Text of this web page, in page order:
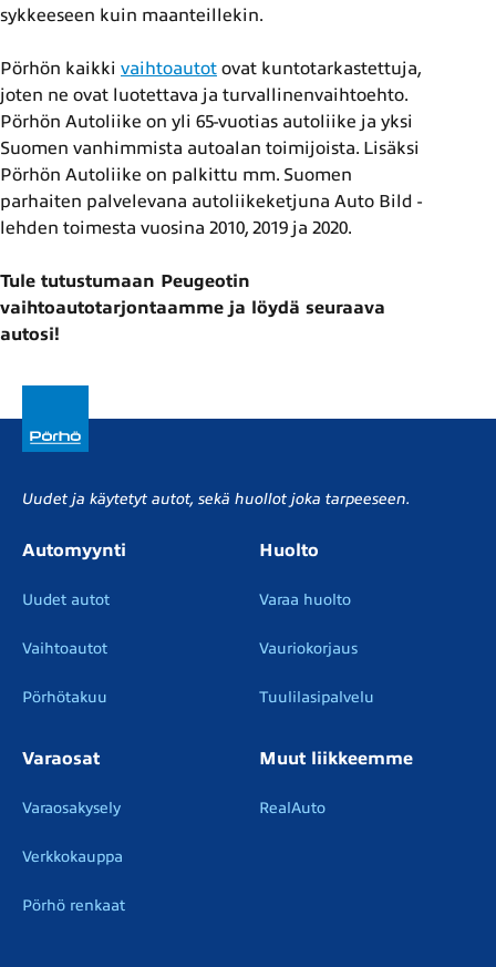
sykkeeseen kuin maanteillekin.
Pörhön kaikki vaihtoautot ovat kuntotarkastettuja,
joten ne ovat luotettava ja turvallinenvaihtoehto.
Pörhön Autoliike on yli 65-vuotias autoliike ja yksi
Suomen vanhimmista autoalan toimijoista. Lisäksi
Pörhön Autoliike on palkittu mm. Suomen
parhaiten palvelevana autoliikeketjuna Auto Bild -
lehden toimesta vuosina 2010, 2019 ja 2020.
Tule tutustumaan Peugeotin
vaihtoautotarjontaamme ja löydä seuraava
autosi!
Uudet ja käytetyt autot, sekä huollot joka tarpeeseen.
Automyynti
Uudet autot
Vaihtoautot
Pörhötakuu
Huolto
Varaa huolto
Vauriokorjaus
Tuulilasipalvelu
Varaosat
Varaosakysely
Verkkokauppa
Pörhö renkaat
Muut liikkeemme
RealAuto